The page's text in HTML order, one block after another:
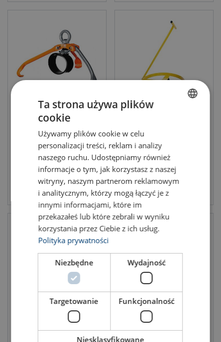
Uchwyt do podnoszenia
beczek 1T
Zobacz produkt
Podstawa do beczki 0,3T
Zobacz produkt
Przenośnik do beczek na
wózek widłowy 0,365T
Chwytak beczkowy do wideł
wózków widłowych
ENGLISH TRANSLATION
Ta strona używa plików
cookie
Używamy plików cookie w celu
personalizacji treści, reklam i analizy
naszego ruchu. Udostępniamy również
informacje o tym, jak korzystasz z naszej
witryny, naszym partnerom reklamowym
i analitycznym, którzy mogą łączyć je z
innymi informacjami, które im
przekazałeś lub które zebrali w wyniku
korzystania przez Ciebie z ich usług.
Polityka prywatności
Niezbędne Wydajność
Targetowanie Funkcjonalność
Niesklasyfikowane